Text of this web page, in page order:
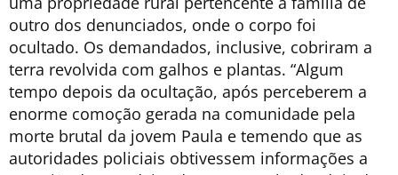
outro dos denunciados, onde o corpo foi
ocultado. Os demandados, inclusive, cobriram a
terra revolvida com galhos e plantas. “Algum
tempo depois da ocultação, após perceberem a
enorme comoção gerada na comunidade pela
morte brutal da jovem Paula e temendo que as
autoridades policiais obtivessem informações a